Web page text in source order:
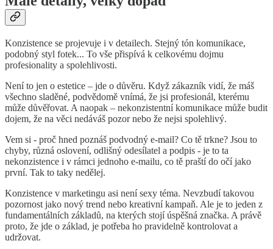
Konzistence se projevuje i v detailech. Stejný tón komunikace,
podobný styl fotek... To vše přispívá k celkovému dojmu
profesionality a spolehlivosti.
Není to jen o estetice – jde o důvěru. Když zákazník vidí, že máš
všechno sladěné, podvědomě vnímá, že jsi profesionál, kterému
může důvěřovat. A naopak – nekonzistentní komunikace může budit
dojem, že na věci nedáváš pozor nebo že nejsi spolehlivý.
Vem si - proč hned poznáš podvodný e-mail? Co tě trkne? Jsou to
chyby, různá oslovení, odlišný odesílatel a podpis - je to ta
nekonzistence i v rámci jednoho e-mailu, co tě praští do očí jako
první. Tak to taky nedělej.
Konzistence v marketingu asi není sexy téma. Nevzbudí takovou
pozornost jako nový trend nebo kreativní kampaň. Ale je to jeden z
fundamentálních základů, na kterých stojí úspěšná značka. A právě
proto, že jde o základ, je potřeba ho pravidelně kontrolovat a
udržovat.